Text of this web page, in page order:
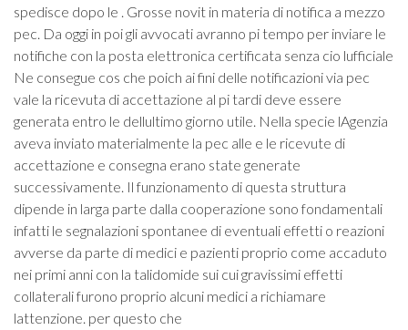
spedisce dopo le . Grosse novit in materia di notifica a mezzo
pec. Da oggi in poi gli avvocati avranno pi tempo per inviare le
notifiche con la posta elettronica certificata senza cio lufficiale
Ne consegue cos che poich ai fini delle notificazioni via pec
vale la ricevuta di accettazione al pi tardi deve essere
generata entro le dellultimo giorno utile. Nella specie lAgenzia
aveva inviato materialmente la pec alle e le ricevute di
accettazione e consegna erano state generate
successivamente. Il funzionamento di questa struttura
dipende in larga parte dalla cooperazione sono fondamentali
infatti le segnalazioni spontanee di eventuali effetti o reazioni
avverse da parte di medici e pazienti proprio come accaduto
nei primi anni con la talidomide sui cui gravissimi effetti
collaterali furono proprio alcuni medici a richiamare
lattenzione. per questo che